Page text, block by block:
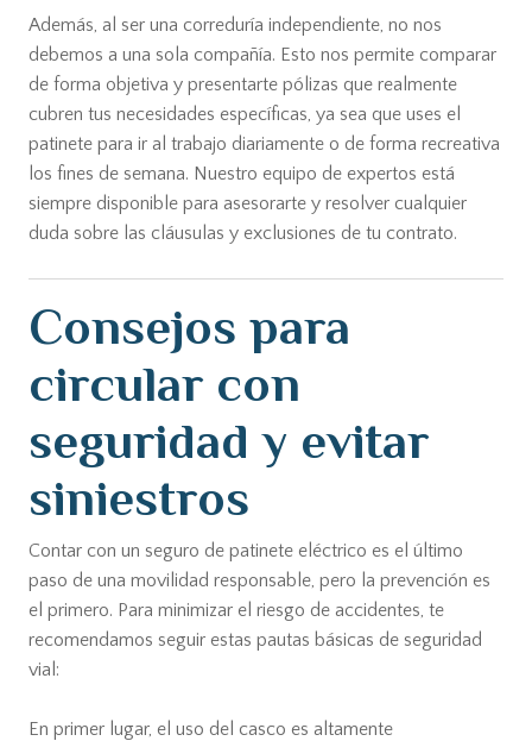
Además, al ser una correduría independiente, no nos
debemos a una sola compañía. Esto nos permite comparar
de forma objetiva y presentarte pólizas que realmente
cubren tus necesidades específicas, ya sea que uses el
patinete para ir al trabajo diariamente o de forma recreativa
los fines de semana. Nuestro equipo de expertos está
siempre disponible para asesorarte y resolver cualquier
duda sobre las cláusulas y exclusiones de tu contrato.
Consejos para
circular con
seguridad y evitar
siniestros
Contar con un seguro de patinete eléctrico es el último
paso de una movilidad responsable, pero la prevención es
el primero. Para minimizar el riesgo de accidentes, te
recomendamos seguir estas pautas básicas de seguridad
vial:
En primer lugar, el uso del casco es altamente